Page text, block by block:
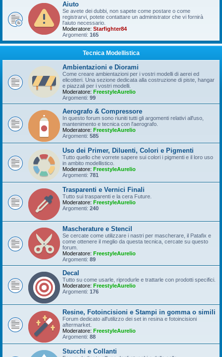
Aiuto
Se avete dei dubbi, non sapete come postare o come
registrarvi, potete contattare un administrator che vi fornirà
l'aiuto necessario.
Moderatore: Starfighter84
Argomenti: 165
Tecnica Modellistica
Ambientazioni e Diorami
Come creare ambientazioni per i vostri modelli di aerei ed
elicotteri. Una sezione dedicata alla costruzione di piste, hangar
e piazzali per i vostri modelli.
Moderatore: FreestyleAurelio
Argomenti: 99
Aerografo & Compressore
In questo forum sono riuniti tutti gli argomenti relativi all'uso,
mantenimento e tecnica con l'aerografo.
Moderatore: FreestyleAurelio
Argomenti: 585
Uso dei Primer, Diluenti, Colori e Pigmenti
Tutto quello che vorrete sapere sui colori i pigmenti e il loro uso
in ambito modellistico.
Moderatore: FreestyleAurelio
Argomenti: 781
Trasparenti e Vernici Finali
Tutto sui trasparenti e la cera Future.
Moderatore: FreestyleAurelio
Argomenti: 240
Mascherature e Stencil
Se cercate come utilizzare i nastri per mascherare, il Patafix e
come ottenere il meglio da questa tecnica, cercate su questo
forum.
Moderatore: FreestyleAurelio
Argomenti: 89
Decal
Tutto su come usarle, riprodurle e trattarle con prodotti specifici.
Moderatore: FreestyleAurelio
Argomenti: 176
Resine, Fotoincisioni e Stampi in gomma o simili
Forum dedicato all'utilizzo dei set in resina e fotoincisioni
aftermarket.
Moderatore: FreestyleAurelio
Argomenti: 88
Stucchi e Collanti